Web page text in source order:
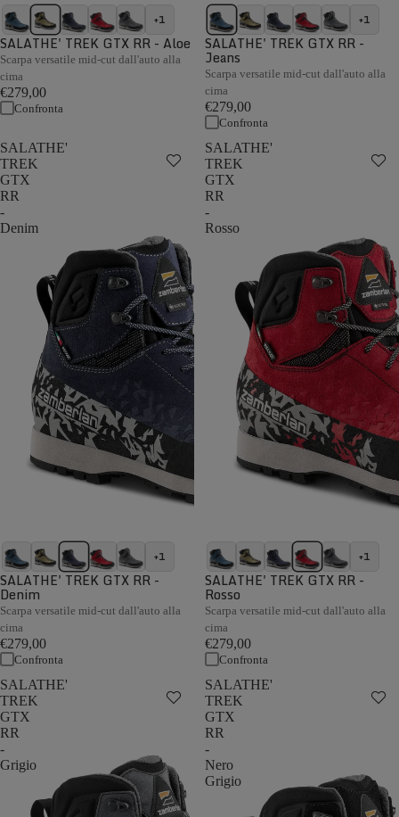
+1
SALATHE' TREK GTX RR - Aloe
Scarpa versatile mid-cut dall'auto alla
cima
€279,00
Confronta
+1
SALATHE' TREK GTX RR -
Jeans
Scarpa versatile mid-cut dall'auto alla
cima
€279,00
Confronta
SALATHE'
TREK
GTX
RR
-
Denim
+1
SALATHE' TREK GTX RR -
Denim
Scarpa versatile mid-cut dall'auto alla
cima
€279,00
Confronta
SALATHE'
TREK
GTX
RR
-
Rosso
+1
SALATHE' TREK GTX RR -
Rosso
Scarpa versatile mid-cut dall'auto alla
cima
€279,00
Confronta
SALATHE'
TREK
GTX
RR
-
Grigio
SALATHE'
TREK
GTX
RR
-
Nero
Grigio